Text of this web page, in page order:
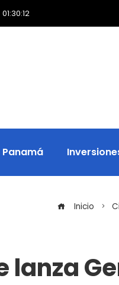
01:30:12
Panamá
Inicio
lanza